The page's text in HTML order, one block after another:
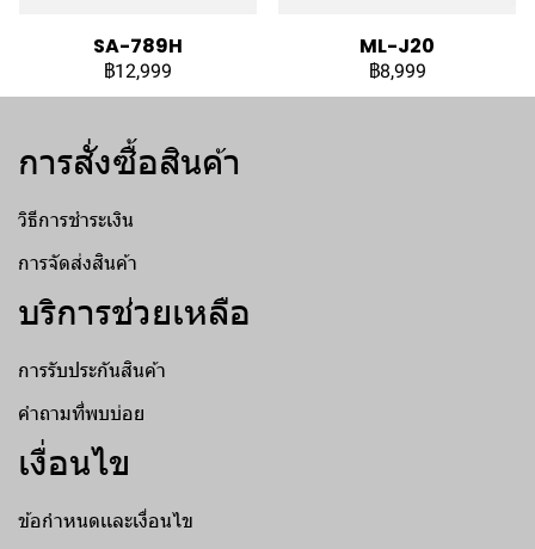
SA-789H
฿12,999
ML-J20
฿8,999
การสั่งซื้อสินค้า
วิธีการชำระเงิน
การจัดส่งสินค้า
บริการช่วยเหลือ
การรับประกันสินค้า
คำถามที่พบบ่อย
เงื่อนไข
ข้อกำหนดเเละเงื่อนไข